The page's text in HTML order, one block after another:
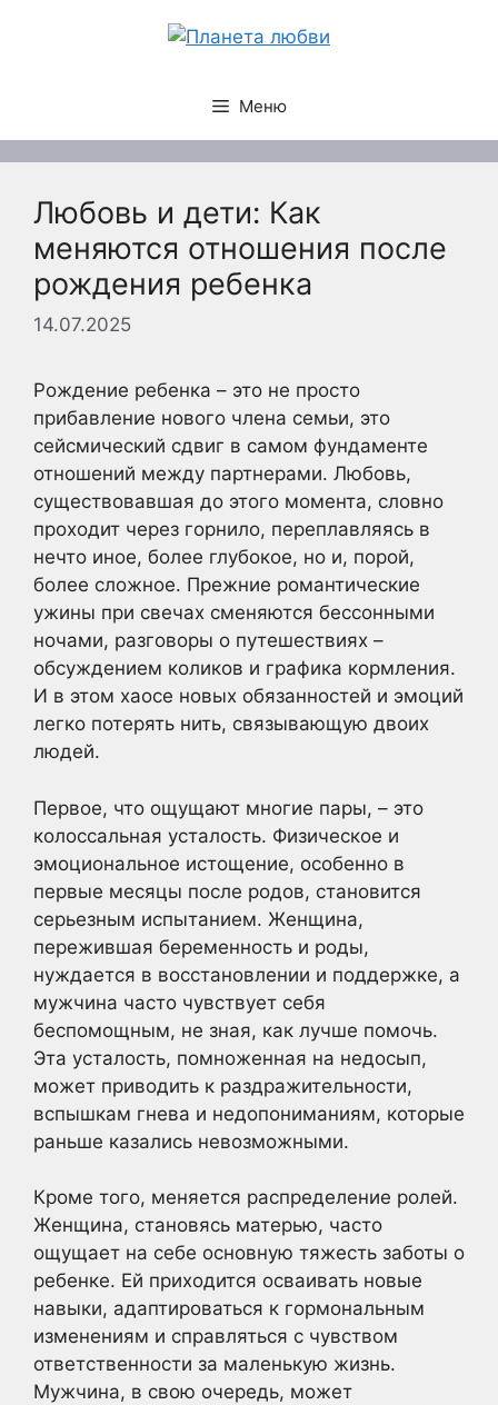
Меню
Любовь и дети: Как
меняются отношения после
рождения ребенка
14.07.2025
Рождение ребенка – это не просто
прибавление нового члена семьи, это
сейсмический сдвиг в самом фундаменте
отношений между партнерами. Любовь,
существовавшая до этого момента, словно
проходит через горнило, переплавляясь в
нечто иное, более глубокое, но и, порой,
более сложное. Прежние романтические
ужины при свечах сменяются бессонными
ночами, разговоры о путешествиях –
обсуждением коликов и графика кормления.
И в этом хаосе новых обязанностей и эмоций
легко потерять нить, связывающую двоих
людей.
Первое, что ощущают многие пары, – это
колоссальная усталость. Физическое и
эмоциональное истощение, особенно в
первые месяцы после родов, становится
серьезным испытанием. Женщина,
пережившая беременность и роды,
нуждается в восстановлении и поддержке, а
мужчина часто чувствует себя
беспомощным, не зная, как лучше помочь.
Эта усталость, помноженная на недосып,
может приводить к раздражительности,
вспышкам гнева и недопониманиям, которые
раньше казались невозможными.
Кроме того, меняется распределение ролей.
Женщина, становясь матерью, часто
ощущает на себе основную тяжесть заботы о
ребенке. Ей приходится осваивать новые
навыки, адаптироваться к гормональным
изменениям и справляться с чувством
ответственности за маленькую жизнь.
Мужчина, в свою очередь, может